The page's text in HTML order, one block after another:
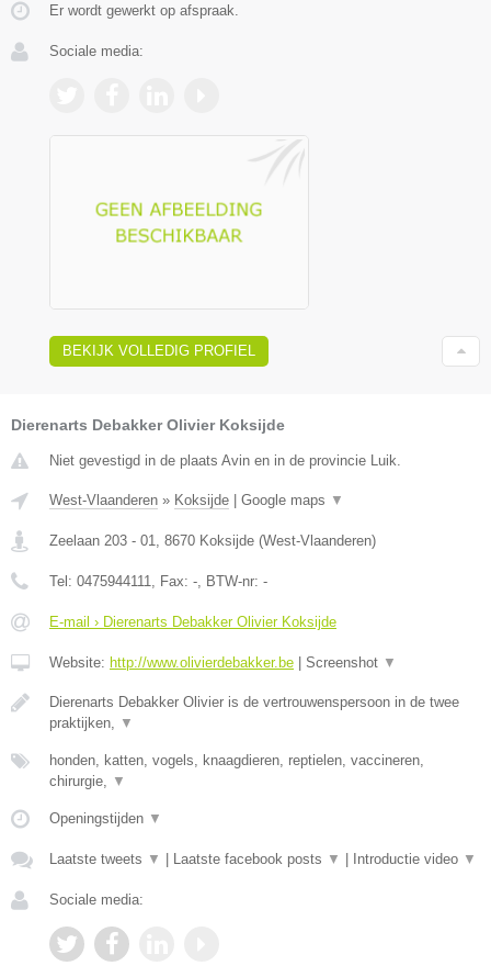
Er wordt gewerkt op afspraak.
Sociale media:
BEKIJK VOLLEDIG PROFIEL
Dierenarts Debakker Olivier Koksijde
Niet gevestigd in de plaats Avin en in de provincie Luik.
West-Vlaanderen » Koksijde | Google maps ▼
Zeelaan 203 - 01 8670 Koksijde (West-Vlaanderen)
Tel: 0475944111 , Fax: - , BTW-nr: -
E-mail › Dierenarts Debakker Olivier Koksijde
Website: http://www.olivierdebakker.be | Screenshot ▼
Dierenarts Debakker Olivier is de vertrouwenspersoon in de twee
praktijken,
▼
honden, katten, vogels, knaagdieren, reptielen, vaccineren,
chirurgie,
▼
Openingstijden ▼
Laatste tweets ▼ | Laatste facebook posts ▼ | Introductie video ▼
Sociale media: